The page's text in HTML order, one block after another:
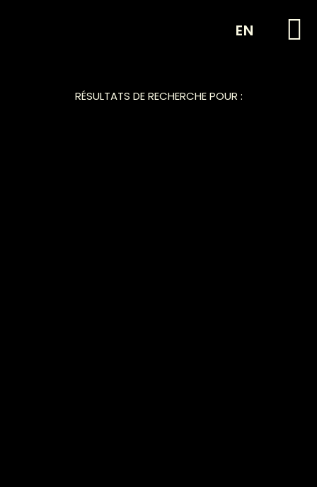
EN
RÉSULTATS DE RECHERCHE POUR :